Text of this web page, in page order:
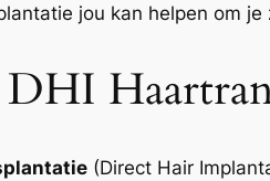
jou kan helpen om
(Direct Hair